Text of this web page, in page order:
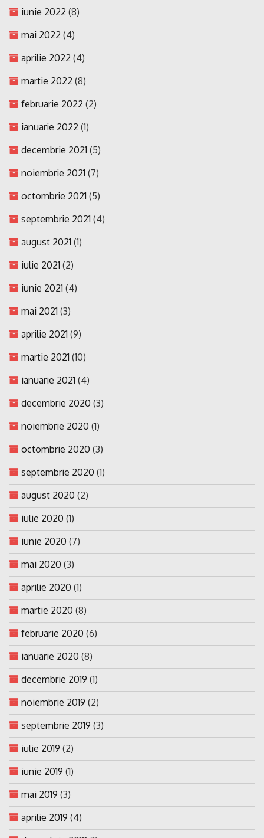
iunie 2022 (8)
mai 2022 (4)
aprilie 2022 (4)
martie 2022 (8)
februarie 2022 (2)
ianuarie 2022 (1)
decembrie 2021 (5)
noiembrie 2021 (7)
octombrie 2021 (5)
septembrie 2021 (4)
august 2021 (1)
iulie 2021 (2)
iunie 2021 (4)
mai 2021 (3)
aprilie 2021 (9)
martie 2021 (10)
ianuarie 2021 (4)
decembrie 2020 (3)
noiembrie 2020 (1)
octombrie 2020 (3)
septembrie 2020 (1)
august 2020 (2)
iulie 2020 (1)
iunie 2020 (7)
mai 2020 (3)
aprilie 2020 (1)
martie 2020 (8)
februarie 2020 (6)
ianuarie 2020 (8)
decembrie 2019 (1)
noiembrie 2019 (2)
septembrie 2019 (3)
iulie 2019 (2)
iunie 2019 (1)
mai 2019 (3)
aprilie 2019 (4)